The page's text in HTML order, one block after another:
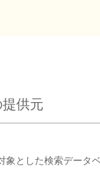
供元
とした検索データ